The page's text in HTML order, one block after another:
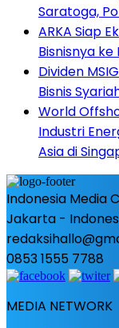
Saratoga,
ARKA Siap
Bisnisnya
Dividen
Bisnis
World
Industri
Asia di
Indonesia Media
Jakarta -
0853 1555 7788
MEDIA NETWORK